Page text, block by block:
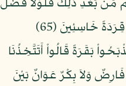
خُذُواْ مَا آتَيْنَاكُم بِقُوَّةٍ وَاذْكُرُواْ مَا فِيهِ لَعَلَّكُمْ تَتَّقُونَ (63) ثُمَّ تَوَلَّيْتُم مِّن بَعْدِ ذَلِكَ فَلَوْلاَ فَضْلُ
اللَّهِ عَلَيْكُمْ وَرَحْمَتُهُ لَكُنتُم مِّنَ الْخَاسِرِينَ (64) وَلَقَدْ عَلِمْتُمُ الَّذِينَ اعْتَدَواْ مِنكُمْ فِي السَّبْتِ فَقُلْنَا لَهُمْ كُونُواْ قِرَدَةً خَاسِئِينَ (65)
اللّهَ يَأْمُرُكُمْ أَنْ تَذْبَحُواْ بَقَرَةً قَالُواْ أَتَتَّخِذُنَا
إِنَّهَا بَقَرَةٌ لاَّ فَارِضٌ وَلاَ بِكْرٌ عَوَانٌ بَيْنَ